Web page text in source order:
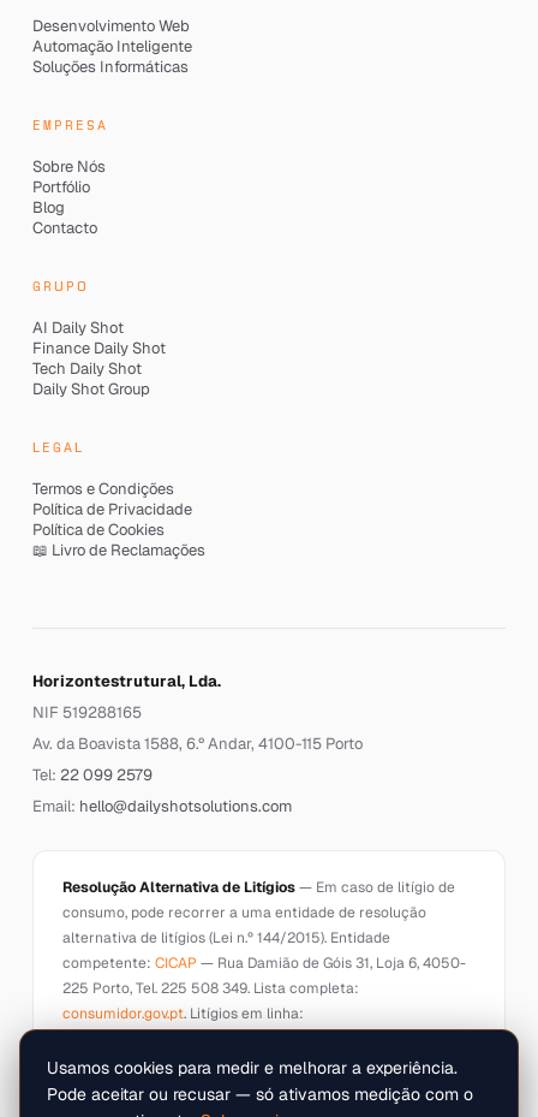
Desenvolvimento Web
Automação Inteligente
Soluções Informáticas
EMPRESA
Sobre Nós
Portfólio
Blog
Contacto
GRUPO
AI Daily Shot
Finance Daily Shot
Tech Daily Shot
Daily Shot Group
LEGAL
Termos e Condições
Política de Privacidade
Política de Cookies
📖 Livro de Reclamações
Horizontestrutural, Lda.
NIF 519288165
Av. da Boavista 1588, 6.º Andar, 4100-115 Porto
Tel: 22 099 2579
Email: hello@dailyshotsolutions.com
Resolução Alternativa de Litígios— Em caso de litígio de
consumo, pode recorrer a uma entidade de resolução
alternativa de litígios (Lei n.º 144/2015). Entidade
competente: CICAP— Rua Damião de Góis 31, Loja 6, 4050-
225 Porto, Tel. 225 508 349. Lista completa:
consumidor.gov.pt. Litígios em linha:
Usamos cookies para medir e melhorar a experiência.
Pode aceitar ou recusar — só ativamos medição com o